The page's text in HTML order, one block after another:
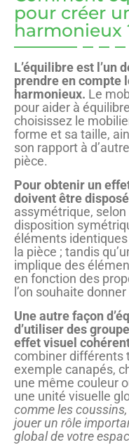
pour créer
harmonieux
L’équilibre est l’un
prendre en compte
harmonieux. Le
pour aider à
choisissez le
forme et sa taille,
son rapport à
pièce.
Pour obtenir un
doivent être
assymétrique,
disposition
éléments
la pièce ; tandis
implique des
en fonction des
l’on souhaite
Une autre façon
d’utiliser des
effet visuel
combiner différents
exemple canapés,
une même couleur
une unité visuelle
comme les
jouer un rôle
global de votre